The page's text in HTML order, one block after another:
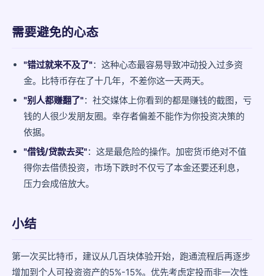
需要避免的心态
"错过就来不及了"：这种心态最容易导致冲动投入过多资
金。比特币存在了十几年，不差你这一天两天。
"别人都赚翻了"：社交媒体上你看到的都是赚钱的截图，亏
钱的人很少发朋友圈。幸存者偏差不能作为你投资决策的
依据。
"借钱/贷款去买"：这是最危险的操作。加密货币绝对不值
得你去借债投资，市场下跌时不仅亏了本金还要还利息，
压力会成倍放大。
小结
第一次买比特币，建议从几百块体验开始，跑通流程后再逐步
增加到个人可投资资产的5%-15%。优先考虑定投而非一次性